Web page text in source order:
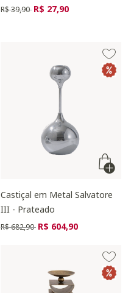
Preço reduzido de
R$ 39,90 para
R$ 27,90
Castiçal em Metal Salvatore
III - Prateado
Preço reduzido de
R$ 682,90 para
R$ 604,90